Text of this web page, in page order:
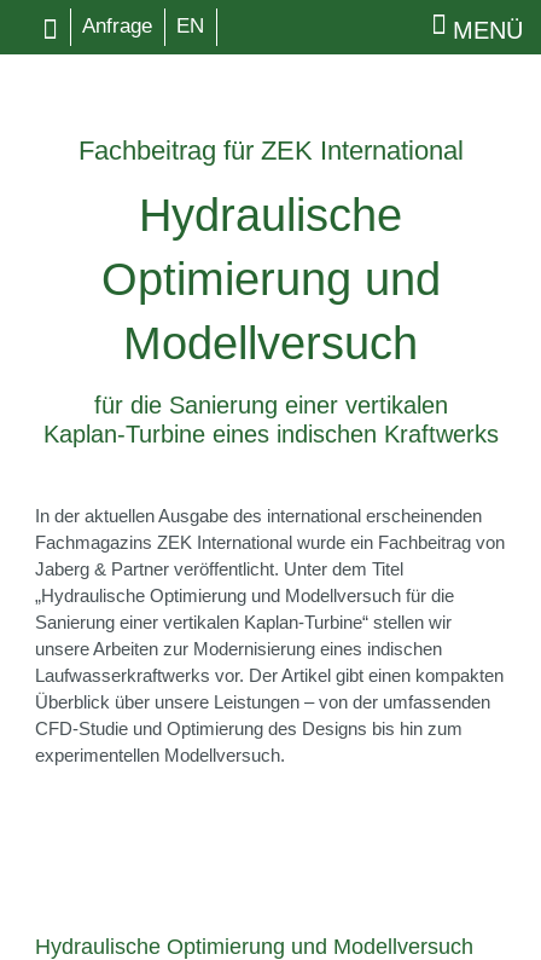
MENÜ
Anfrage EN
Fachbeitrag für ZEK International
Hydraulische
Optimierung und
Modellversuch
für die Sanierung einer vertikalen
Kaplan‑Turbine eines indischen Kraftwerks
In der aktuellen Ausgabe des international erscheinenden
Fachmagazins ZEK International wurde ein Fachbeitrag von
Jaberg & Partner veröffentlicht. Unter dem Titel
„Hydraulische Optimierung und Modellversuch für die
Sanierung einer vertikalen Kaplan‑Turbine“ stellen wir
unsere Arbeiten zur Modernisierung eines indischen
Laufwasserkraftwerks vor. Der Artikel gibt einen kompakten
Überblick über unsere Leistungen – von der umfassenden
CFD‑Studie und Optimierung des Designs bis hin zum
experimentellen Modellversuch.
Hydraulische Optimierung und Modellversuch